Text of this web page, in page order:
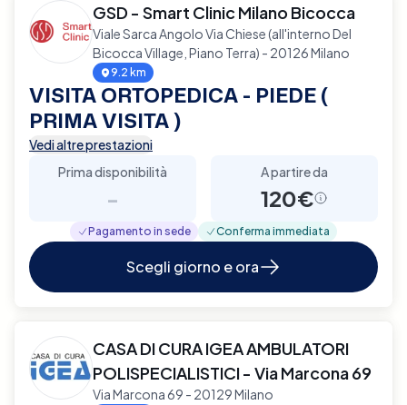
GSD - Smart Clinic Milano Bicocca
Viale Sarca Angolo Via Chiese (all'interno Del
Bicocca Village, Piano Terra) - 20126 Milano
9.2 km
VISITA ORTOPEDICA - PIEDE (
PRIMA VISITA )
Vedi altre prestazioni
Prima disponibilità
-
A partire da
120€
Pagamento in sede Conferma immediata
Scegli giorno e ora
CASA DI CURA IGEA AMBULATORI
POLISPECIALISTICI - Via Marcona 69
Via Marcona 69 - 20129 Milano